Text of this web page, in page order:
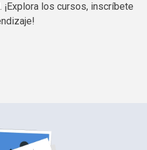
los cursos, inscríbete